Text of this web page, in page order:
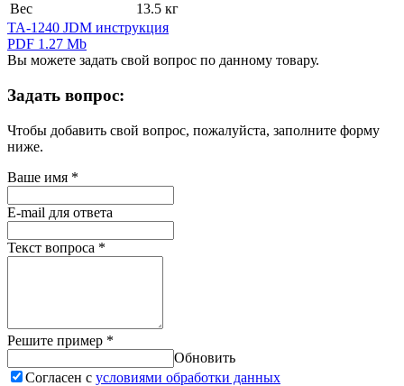
Вес
13.5 кг
TA-1240 JDM инструкция
PDF 1.27 Mb
Вы можете задать свой вопрос по данному товару.
Задать вопрос:
Чтобы добавить свой вопрос, пожалуйста, заполните форму
ниже.
Ваше имя *
E-mail для ответа
Текст вопроса *
Решите пример *
Обновить
Согласен с условиями обработки данных